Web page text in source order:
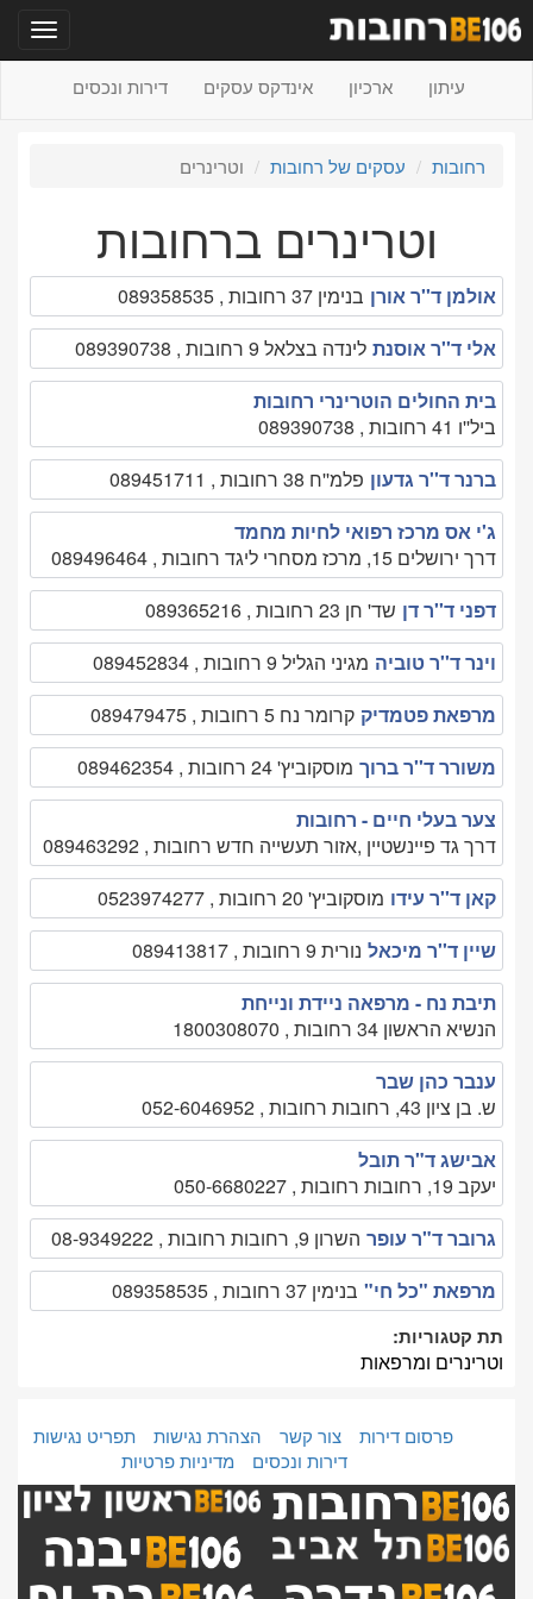
עיתון ארכיון אינדקס עסקים דירות ונכסים
רחובות עסקים של רחובות וטרינרים
וטרינרים ברחובות
אולמן ד''ר אורן בנימין 37 רחובות , 089358535
אלי ד''ר אוסנת לינדה בצלאל 9 רחובות , 089390738
בית החולים הוטרינרי רחובות
ביל''ו 41 רחובות , 089390738
ברנר ד''ר גדעון פלמ''ח 38 רחובות , 089451711
ג'י אס מרכז רפואי לחיות מחמד
דרך ירושלים 15, מרכז מסחרי ליגד רחובות , 089496464
דפני ד''ר דן שד' חן 23 רחובות , 089365216
וינר ד''ר טוביה מגיני הגליל 9 רחובות , 089452834
מרפאת פטמדיק קרומר נח 5 רחובות , 089479475
משורר ד''ר ברוך מוסקוביץ' 24 רחובות , 089462354
צער בעלי חיים - רחובות
דרך גד פיינשטיין ,אזור תעשייה חדש רחובות , 089463292
קאן ד''ר עידו מוסקוביץ' 20 רחובות , 0523974277
שיין ד''ר מיכאל נורית 9 רחובות , 089413817
תיבת נח - מרפאה ניידת ונייחת
הנשיא הראשון 34 רחובות , 1800308070
ענבר כהן שבר
ש. בן ציון 43, רחובות רחובות , 052-6046952
אבישג ד"ר תובל
יעקב 19, רחובות רחובות , 050-6680227
גרובר ד"ר עופר השרון 9, רחובות רחובות , 08-9349222
מרפאת "כל חי" בנימין 37 רחובות , 089358535
תת קטגוריות:
וטרינרים ומרפאות
פרסום דירות צור קשר הצהרת נגישות
תפריט נגישות
דירות ונכסים
מדיניות פרטיות